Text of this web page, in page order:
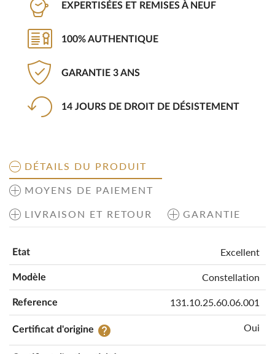
EXPERTISÉES ET REMISES À NEUF
100% AUTHENTIQUE
GARANTIE 3 ANS
14 JOURS DE DROIT DE DÉSISTEMENT
DÉTAILS DU PRODUIT
MOYENS DE PAIEMENT
LIVRAISON ET RETOUR GARANTIE
Etat Excellent
Modèle Constellation
Reference 131.10.25.60.06.001
Certificat d'origine help Oui